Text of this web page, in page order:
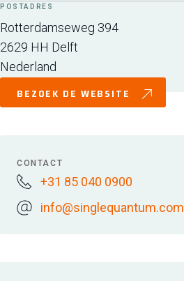
POSTADRES
Rotterdamseweg 394
2629 HH Delft
Nederland
BEZOEK DE WEBSITE
CONTACT
+31 85 040 0900
info@singlequantum.com